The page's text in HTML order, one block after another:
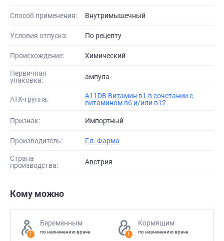
Способ применения: Внутримышечный
Условия отпуска: По рецепту
Происхождение: Химический
Первичная
упаковка:
ампула
АТХ-группа:
A11DB Витамин в1 в сочетании с
витамином в6 и/или в12
Признак: Импортный
Производитель: Г.л. Фарма
Страна
производства:
Австрия
Кому можно
Беременным
по назначению врача
Кормящим
по назначению врача